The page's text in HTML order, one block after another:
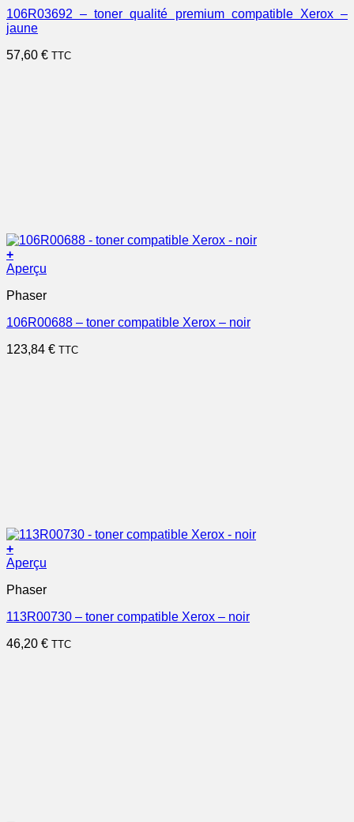
106R03692 – toner qualité premium compatible Xerox –
jaune
57,60 € TTC
+
Aperçu
Phaser
106R00688 – toner compatible Xerox – noir
123,84 € TTC
+
Aperçu
Phaser
113R00730 – toner compatible Xerox – noir
46,20 € TTC